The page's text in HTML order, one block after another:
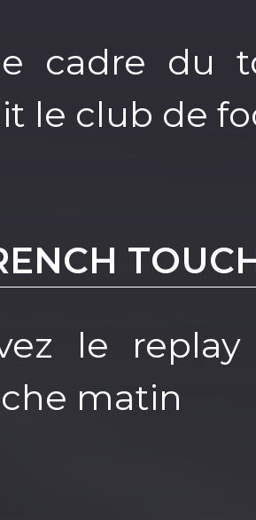
cadre du
le club de
le
matin